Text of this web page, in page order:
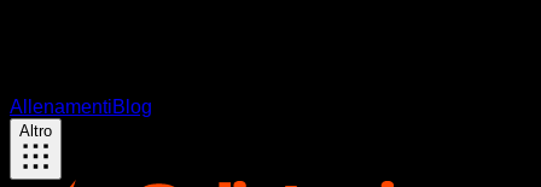
AllenamentiBlog
Altro